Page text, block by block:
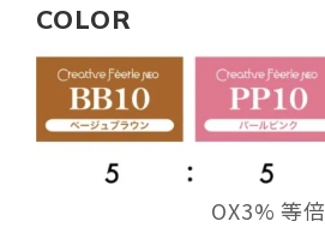
COLOR
OX3% 等倍